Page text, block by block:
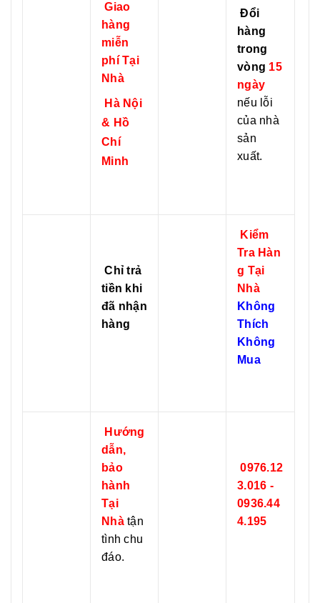
Giao
hàng
miễn
phí Tại
Nhà
Hà Nội
& Hồ
Chí
Minh
Đổi
hàng
trong
vòng 15
ngày
nếu lỗi
của nhà
sản
xuất.
Chỉ trả
tiền khi
đã nhận
hàng
Kiểm
Tra Hàn
g Tại
Nhà
Không
Thích
Không
Mua
Hướng
dẫn,
bảo
hành
Tại
Nhà tận
tình chu
đáo.
0976.12
3.016 -
0936.44
4.195